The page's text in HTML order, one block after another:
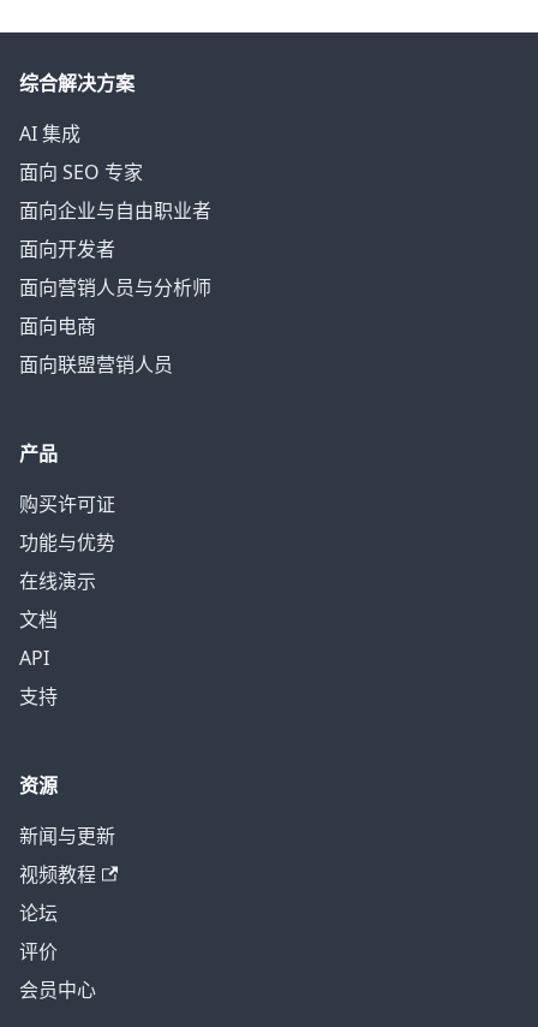
综合解决方案
AI 集成
面向 SEO 专家
面向企业与自由职业者
面向开发者
面向营销人员与分析师
面向电商
面向联盟营销人员
产品
购买许可证
功能与优势
在线演示
文档
API
支持
资源
新闻与更新
视频教程
论坛
评价
会员中心